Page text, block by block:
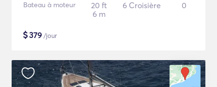
Bateau à moteur
20 ft
6 m
6 Croisière 0
$379 /jour